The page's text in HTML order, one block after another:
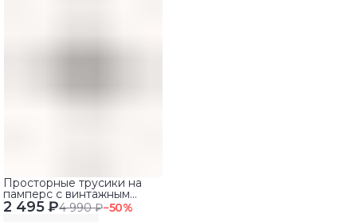
2 495 ₽4 990 ₽−50%
Просторные трусики на
памперс с винтажным
принтом и мягким поясом